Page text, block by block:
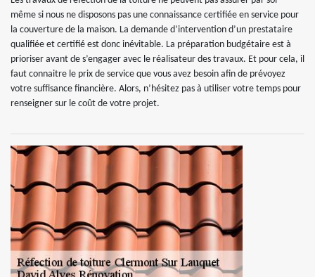
même si nous ne disposons pas une connaissance certifiée en service pour
la couverture de la maison. La demande d’intervention d’un prestataire
qualifiée et certifié est donc inévitable. La préparation budgétaire est à
prioriser avant de s’engager avec le réalisateur des travaux. Et pour cela, il
faut connaitre le prix de service que vous avez besoin afin de prévoyez
votre suffisance financière. Alors, n’hésitez pas à utiliser votre temps pour
renseigner sur le coût de votre projet.